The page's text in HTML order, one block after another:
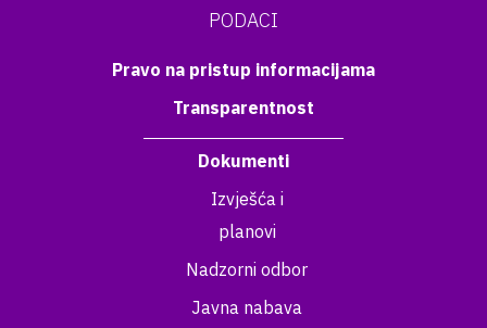
PODACI
Pravo na pristup informacijama
Transparentnost
Dokumenti
Izvješća i
planovi
Nadzorni odbor
Javna nabava